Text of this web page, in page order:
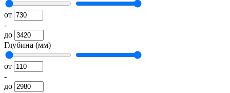
от
-
до
Глубина (мм)
от
-
до